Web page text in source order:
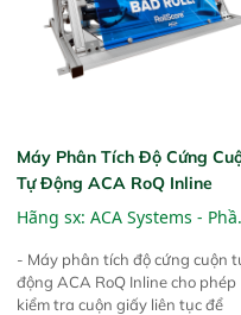
Máy Phân Tích Độ Cứng
Tự Động ACA RoQ Inline
Hãng sx: ACA Systems -
- Máy phân tích độ cứng cuộn
động ACA RoQ Inline cho phép
kiểm tra cuộn giấy liên tục để